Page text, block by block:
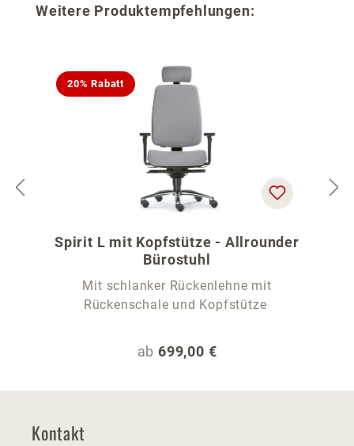
Produktgalerie überspringen
Weitere Produktempfehlungen:
20% Rabatt
Spirit L mit Kopfstütze - Allrounder
Bürostuhl
Mit schlanker Rückenlehne mit
Rückenschale und Kopfstütze
Regulärer Preis:
ab 699,00 €
Kontakt